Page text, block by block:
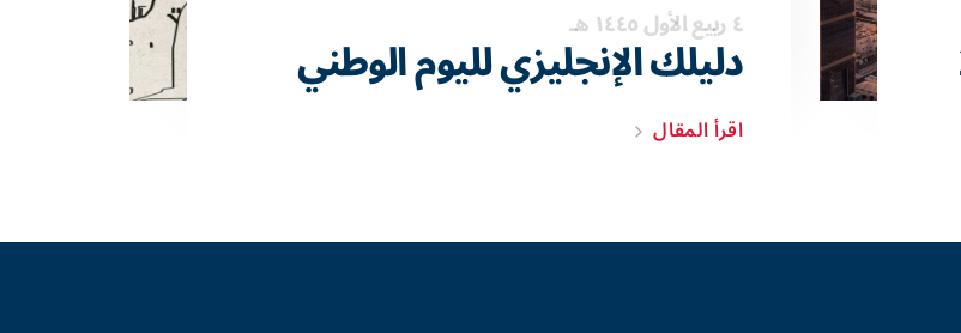
٤ ربيع الأول ١٤٤٥ هـ
دليلك الإنجليزي لليوم الوطني
اقرأ المقال